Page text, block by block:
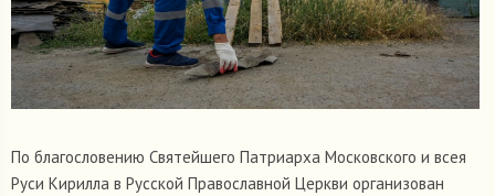
По благословению Святейшего Патриарха Московского и всея
Руси Кирилла в Русской Православной Церкви организован